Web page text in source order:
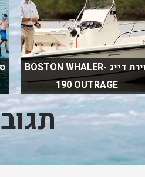
סירת דייג BOSTON WHALER-
190 OUTRAGE